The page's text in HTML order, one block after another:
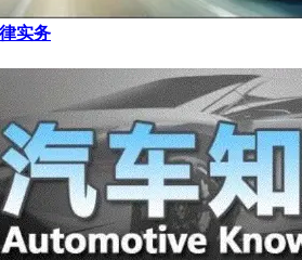
实务